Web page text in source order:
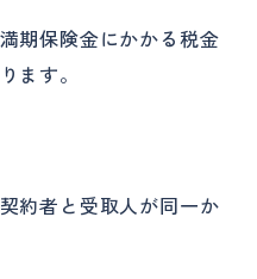
期保険金にかかる税金
ます。
約者と受取人が同一か